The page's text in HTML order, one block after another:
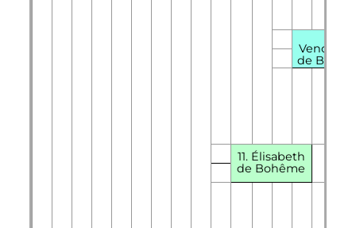
de
11. Élisabeth
de Bohême